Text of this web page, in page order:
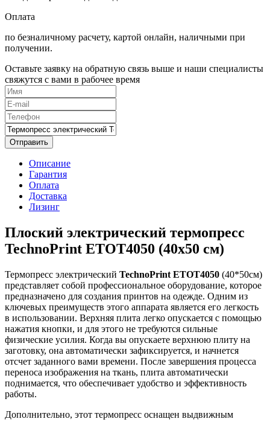
Оплата
по безналичному расчету, картой онлайн, наличными при
получении.
Оставьте заявку на обратную связь выше и наши специалисты
свяжутся с вами в рабочее время
Отправить
Описание
Гарантия
Оплата
Доставка
Лизинг
Плоский электрический термопресс
TechnoPrint ETOT4050 (40х50 см)
Термопресс электрический TechnoPrint ETOT4050 (40*50см)
представляет собой профессиональное оборудование, которое
предназначено для создания принтов на одежде. Одним из
ключевых преимуществ этого аппарата является его легкость
в использовании. Верхняя плита легко опускается с помощью
нажатия кнопки, и для этого не требуются сильные
физические усилия. Когда вы опускаете верхнюю плиту на
заготовку, она автоматически зафиксируется, и начнется
отсчет заданного вами времени. После завершения процесса
переноса изображения на ткань, плита автоматически
поднимается, что обеспечивает удобство и эффективность
работы.
Дополнительно, этот термопресс оснащен выдвижным